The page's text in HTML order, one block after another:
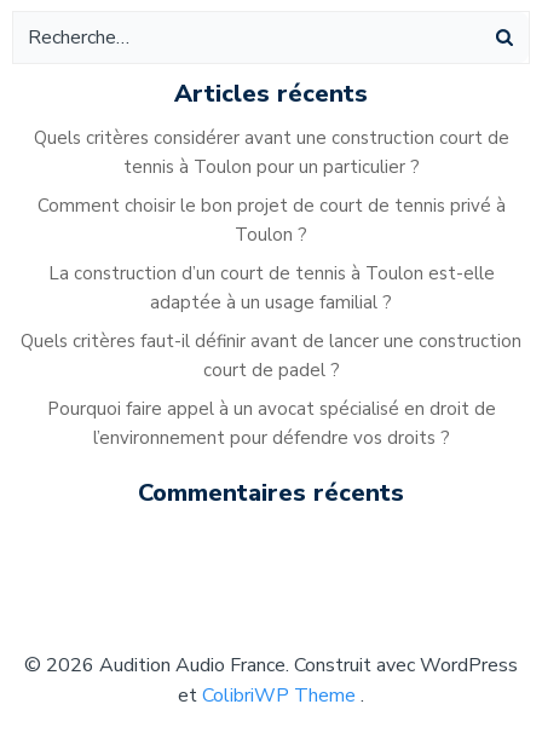
Articles récents
Quels critères considérer avant une construction court de
tennis à Toulon pour un particulier ?
Comment choisir le bon projet de court de tennis privé à
Toulon ?
La construction d’un court de tennis à Toulon est-elle
adaptée à un usage familial ?
Quels critères faut-il définir avant de lancer une construction
court de padel ?
Pourquoi faire appel à un avocat spécialisé en droit de
l’environnement pour défendre vos droits ?
Commentaires récents
© 2026 Audition Audio France. Construit avec WordPress
etColibriWP Theme .